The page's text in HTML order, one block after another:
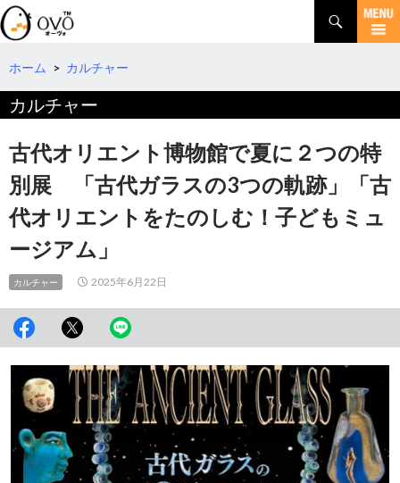
検
索
コ
テ
ツ
へ
ホーム > カルチャー
カルチャー
古代オリエント博物館で夏に２つの特
別展 「古代ガラスの3つの軌跡」「古
代オリエントをたのしむ！子どもミュ
ージアム」
カルチャー 2025年6月22日